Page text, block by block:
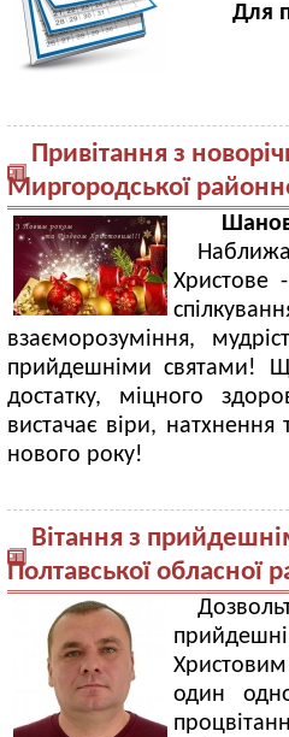
Для
Привітання з
Миргородської
Христове
взаєморозуміння,
прийдешніми святами!
достатку, міцного
вистачає віри,
нового року!
Вітання з
Полтавської обласної
один